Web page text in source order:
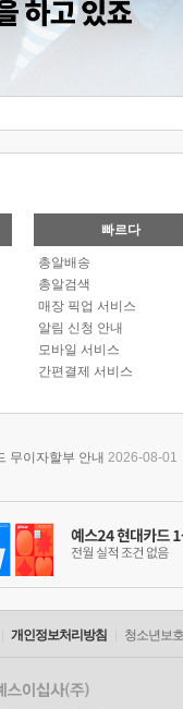
빠르다
총알배송
총알검색
매장 픽업 서비스
알림 신청 안내
모바일 서비스
간편결제 서비스
무이자할부 안내 2026-08-01
개인정보처리방침 청소년보